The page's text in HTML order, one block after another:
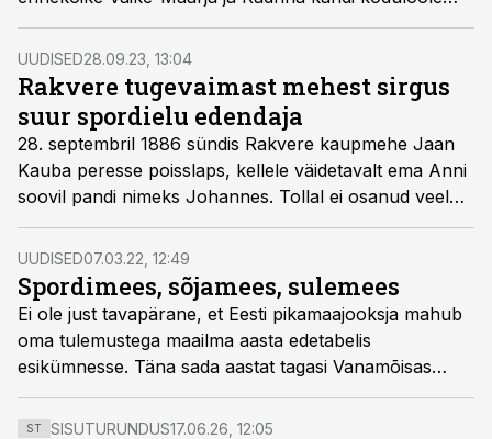
pühendanud mehe sünnist möödub täna 100 aastat.
UUDISED28.09.23, 13:04
Rakvere tugevaimast mehest sirgus
suur spordielu edendaja
28. septembril 1886 sündis Rakvere kaupmehe Jaan
Kauba peresse poisslaps, kellele väidetavalt ema Anni
soovil pandi nimeks Johannes. Tollal ei osanud veel
keegi arvata, et Johannes Kaubast saab tuntud
sportlane ja Eesti spordielu üks juhtfiguure.
UUDISED07.03.22, 12:49
Spordimees, sõjamees, sulemees
Ei ole just tavapärane, et Eesti pikamaajooksja mahub
oma tulemustega maailma aasta edetabelis
esikümnesse. Täna sada aastat tagasi Vanamõisas
sündinud Valdu Lillakas seda suutis.
ST SISUTURUNDUS17.06.26, 12:05